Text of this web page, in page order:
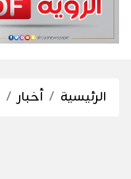
الرئيسية أخبار